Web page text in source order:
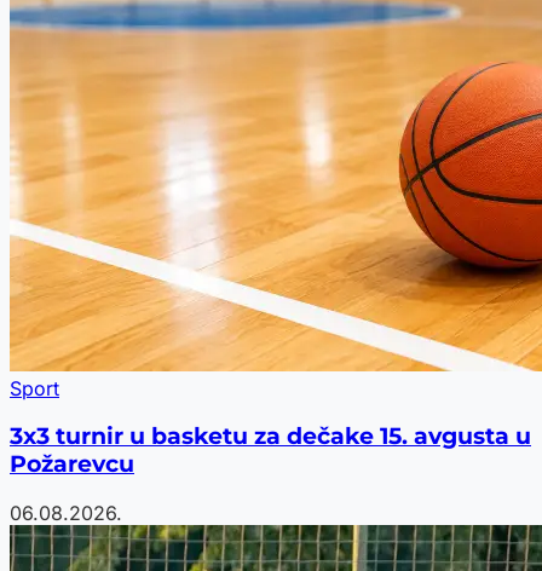
Sport
3x3 turnir u basketu za dečake 15. avgusta u
Požarevcu
06.08.2026.